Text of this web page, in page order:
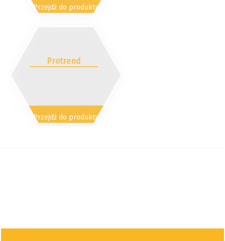
Przejdż do produktu
Protrend
Przejdż do produktu